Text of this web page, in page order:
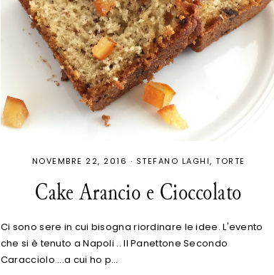
NOVEMBRE 22, 2016 · STEFANO LAGHI TORTE
Cake Arancio e Cioccolato
Ci sono sere in cui bisogna riordinare le idee. L'evento
che si è tenuto a Napoli .. Il Panettone Secondo
Caracciolo ...a cui ho p…